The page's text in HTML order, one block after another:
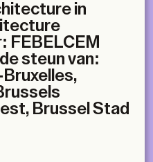
in
FEBELCEM
steun van:
Bruxelles,
Brussel Stad